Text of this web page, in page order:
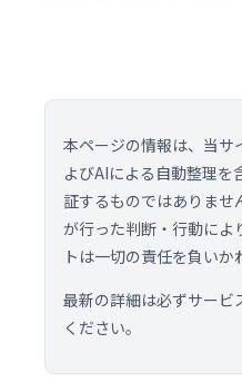
本ページの情報は、当サ
よびAIによる自動整理を
証するものではありま
が行った判断・行動によ
トは一切の責任を負いか
最新の詳細は必ずサービ
ください。